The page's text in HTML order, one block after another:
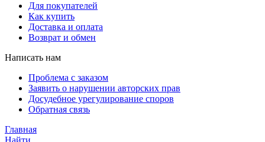
Для покупателей
Как купить
Доставка и оплата
Возврат и обмен
Написать нам
Проблема с заказом
Заявить о нарушении авторских прав
Досудебное урегулирование споров
Обратная связь
Главная